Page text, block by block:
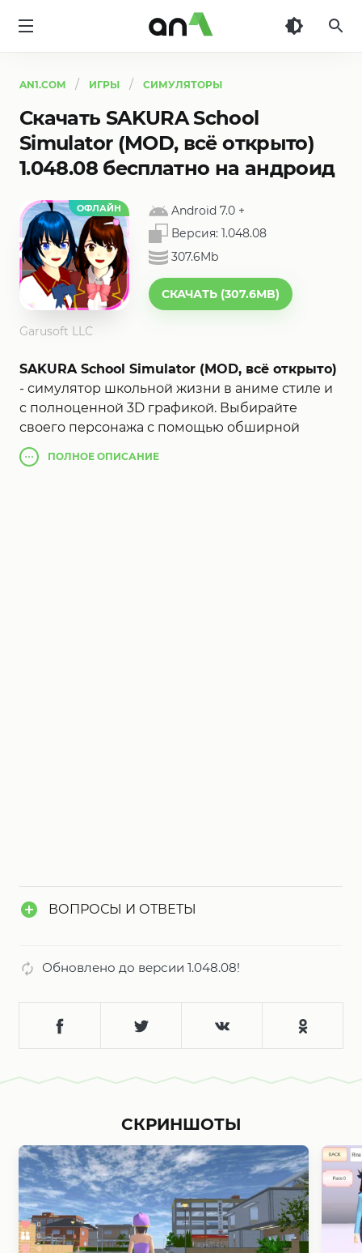
AN1.COM ИГРЫ СИМУЛЯТОРЫ
Скачать SAKURA School
Simulator (MOD, всё открыто)
1.048.08 бесплатно на андроид
ОФЛАЙН Android 7.0 +
Версия: 1.048.08
307.6Mb
СКАЧАТЬ (307.6MB)
Garusoft LLC
SAKURA School Simulator (MOD, всё открыто)
- симулятор школьной жизни в аниме стиле и
с полноценной 3D графикой. Выбирайте
своего персонажа с помощью обширной
системы кастомизации и начинайте жизнь
ученика обучаясь в школе, на которую
ПОЛНОЕ ОПИСАНИЕ
ВОПРОСЫ И ОТВЕТЫ
Обновлено до версии 1.048.08!
СКРИНШОТЫ